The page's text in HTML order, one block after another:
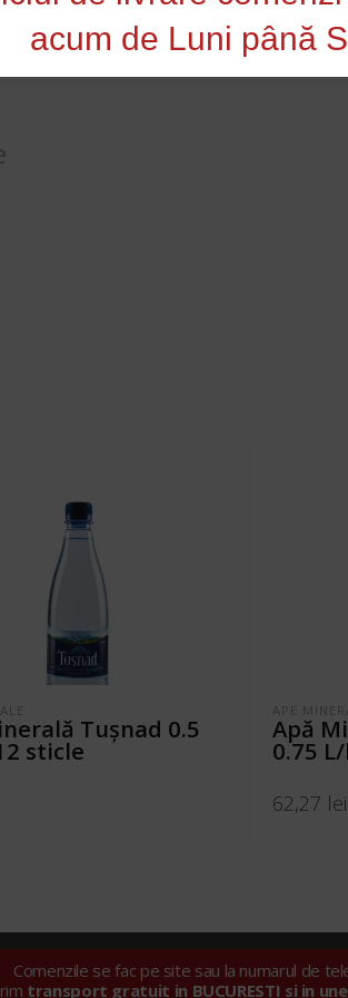
şi ape
Tuşnad 0.5
sticle
APE
Apă
0.75
62,27 lei
Import Export SRL |Politica privind fișierele
Comenzile se fac pe site sau la numarul de
transport gratuit in BUCURESTI si in
acum de Luni până